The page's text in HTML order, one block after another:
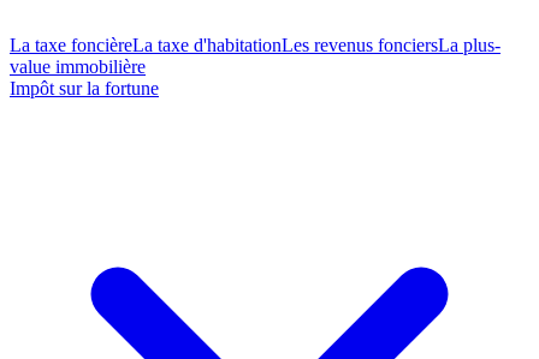
La taxe foncièreLa taxe d'habitationLes revenus fonciersLa plus-
value immobilière
Impôt sur la fortune